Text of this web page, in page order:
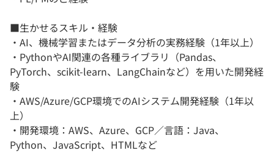
■生かせるスキル・経験
・AI、機械学習またはデータ分析の実務経験（1年以上）
・PythonやAI関連の各種ライブラリ（Pandas、
PyTorch、scikit-learn、LangChainなど）を用いた開発経
験
・AWS/Azure/GCP環境でのAIシステム開発経験（1年以
上）
・開発環境：AWS、Azure、GCP／言語：Java、
Python、JavaScript、HTMLなど